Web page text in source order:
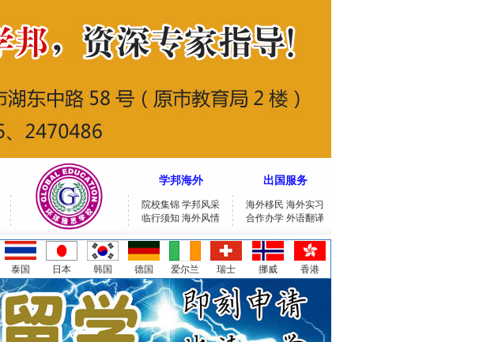
学邦海外 出国服务
院校集锦 学邦风采
临行须知 海外风情
海外移民 海外实习
合作办学 外语翻译
泰国 日本 韩国 德国 爱尔兰 瑞士 挪威 香港